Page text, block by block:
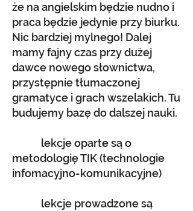
że na angielskim będzie nudno i
praca będzie jedynie przy biurku.
Nic bardziej mylnego! Dalej
mamy fajny czas przy dużej
dawce nowego słownictwa,
przystępnie tłumaczonej
gramatyce i grach wszelakich. Tu
budujemy bazę do dalszej nauki.
lekcje oparte są o
metodologię TIK (technologie
infomacyjno-komunikacyjne)
lekcje prowadzone są